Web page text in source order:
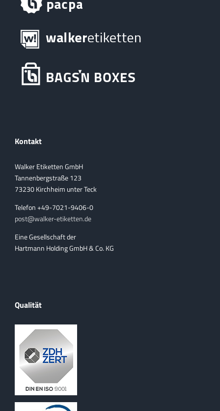
Kontakt
Walker Etiketten GmbH
Tannenbergstraße 123
73230 Kirchheim unter Teck
Telefon +49-7021-9406-0
post@walker-etiketten.de
Eine Gesellschaft der
Hartmann Holding GmbH & Co. KG
Qualität